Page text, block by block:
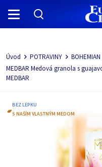
Navigácia
Úvod POTRAVINY BOHEMIAN
MEDBAR Medová granola s
MEDBAR
BEZ LEPKU
S NAŠÍM VLASTNÝM MEDOM